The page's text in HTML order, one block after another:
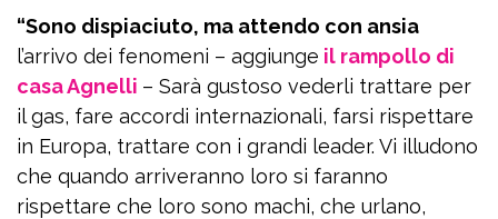
“Sono dispiaciuto, ma attendo con ansia
l’arrivo dei fenomeni – aggiunge il rampollo di
casa Agnelli – Sarà gustoso vederli trattare per
il gas, fare accordi internazionali, farsi rispettare
in Europa, trattare con i grandi leader. Vi illudono
che quando arriveranno loro si faranno
rispettare che loro sono machi, che urlano,